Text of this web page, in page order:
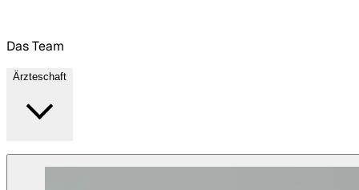
Das Team
Ärzteschaft